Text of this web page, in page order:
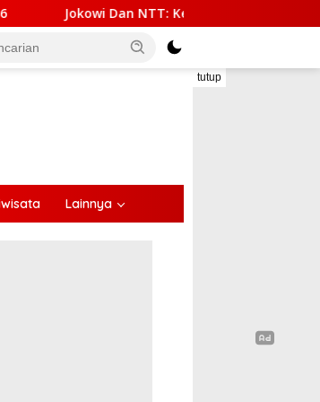
Yang Hadir, Bekerja, Dan Dekat
tutup
Lainnya